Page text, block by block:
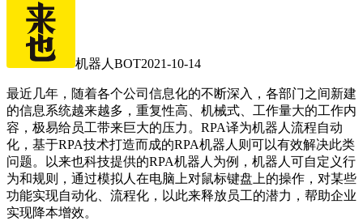
机器人BOT2021-10-14
最近几年，随着各个公司信息化的不断深入，各部门之间新建
的信息系统越来越多，重复性高、机械式、工作量大的工作内
容，极易给员工带来巨大的压力。RPA译为机器人流程自动
化，基于RPA技术打造而成的RPA机器人则可以有效解决此类
问题。以来也科技提供的RPA机器人为例，机器人可自定义行
为和规则，通过模拟人在电脑上对鼠标键盘上的操作，对某些
功能实现自动化、流程化，以此来释放员工的潜力，帮助企业
实现降本增效。